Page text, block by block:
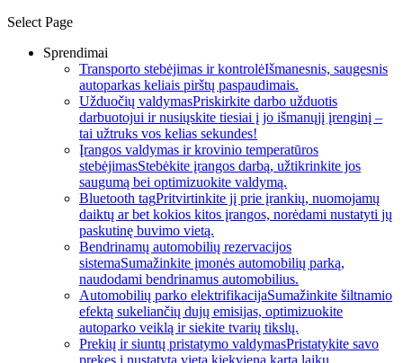
Select Page
Sprendimai
Transporto stebėjimas ir kontrolėIšmanesnis, saugesnis
autoparkas keliais pirštų paspaudimais.
Užduočių valdymasPriskirkite darbo užduotis
darbuotojui ir nusiųskite tiesiai į jo išmanųjį įrenginį –
tai užtruks vos kelias sekundes!
Įrangos valdymas ir krovinio temperatūros
stebėjimasStebėkite įrangos darbą, užtikrinkite jos
saugumą bei optimizuokite valdymą.
Bluetooth tagPritvirtinkite jį prie įrankių, nuomojamų
daiktų ar bet kokios kitos įrangos, norėdami nustatyti jų
paskutinę buvimo vietą.
Bendrinamų automobilių rezervacijos
sistemaSumažinkite įmonės automobilių parką,
naudodami bendrinamus automobilius.
Automobilių parko elektrifikacijaSumažinkite šiltnamio
efektą sukeliančių dujų emisijas, optimizuokite
autoparko veiklą ir siekite tvarių tikslų.
Prekių ir siuntų pristatymo valdymasPristatykite savo
prekes į nustatytą vietą kiekvieną kartą laiku.